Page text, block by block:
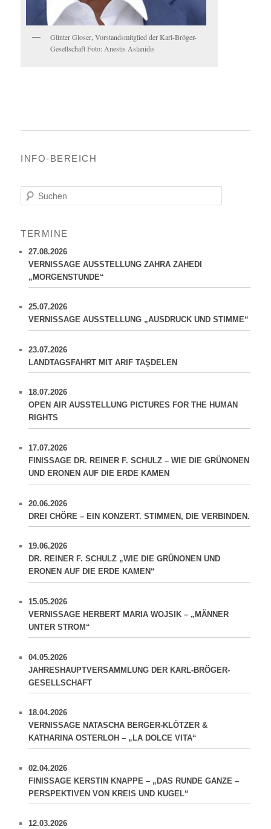
Günter Gloser, Vorstandsmitglied der Karl-Bröger-
Gesellschaft Foto: Anestis Aslanidis
INFO-BEREICH
u
e
n
TERMINE
27.08.2026
VERNISSAGE AUSSTELLUNG ZAHRA ZAHEDI
„MORGENSTUNDE“
25.07.2026
VERNISSAGE AUSSTELLUNG „AUSDRUCK UND STIMME“
23.07.2026
LANDTAGSFAHRT MIT ARIF TAŞDELEN
18.07.2026
OPEN AIR AUSSTELLUNG PICTURES FOR THE HUMAN
RIGHTS
17.07.2026
FINISSAGE DR. REINER F. SCHULZ – WIE DIE GRÜNONEN
UND ERONEN AUF DIE ERDE KAMEN
20.06.2026
DREI CHÖRE – EIN KONZERT. STIMMEN, DIE VERBINDEN.
19.06.2026
DR. REINER F. SCHULZ „WIE DIE GRÜNONEN UND
ERONEN AUF DIE ERDE KAMEN“
15.05.2026
VERNISSAGE HERBERT MARIA WOJSIK – „MÄNNER
UNTER STROM“
04.05.2026
JAHRESHAUPTVERSAMMLUNG DER KARL-BRÖGER-
GESELLSCHAFT
18.04.2026
VERNISSAGE NATASCHA BERGER-KLÖTZER &
KATHARINA OSTERLOH – „LA DOLCE VITA“
02.04.2026
FINISSAGE KERSTIN KNAPPE – „DAS RUNDE GANZE –
PERSPEKTIVEN VON KREIS UND KUGEL“
12.03.2026